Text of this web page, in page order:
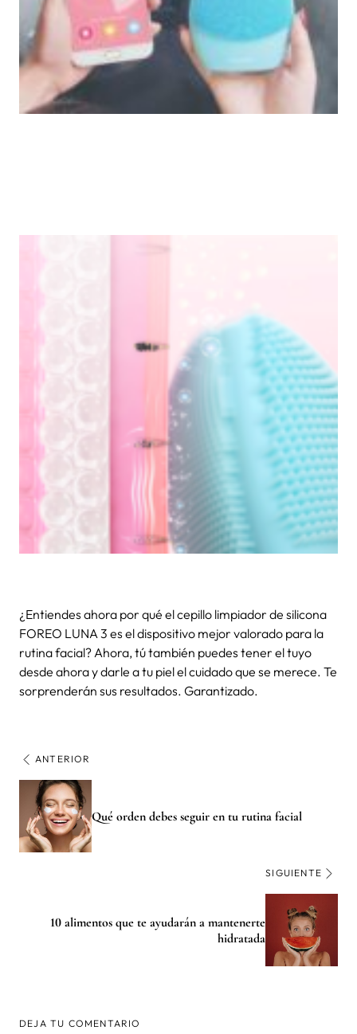
¿Entiendes ahora por qué elcepillo limpiador de silicona
FOREO LUNA3 es el dispositivo mejor valorado para la
rutina facial? Ahora, tú también puedes tener el tuyo
desde ahora y darle a tu piel el cuidado que se merece. Te
sorprenderán sus resultados. Garantizado.
ANTERIOR
Qué orden debes seguir en tu rutina facial
SIGUIENTE
10 alimentos que te ayudarán a mantenerte
hidratada
DEJA TU COMENTARIO